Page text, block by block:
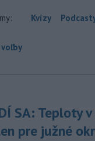
Kvízy
SA: Teploty
pre južné